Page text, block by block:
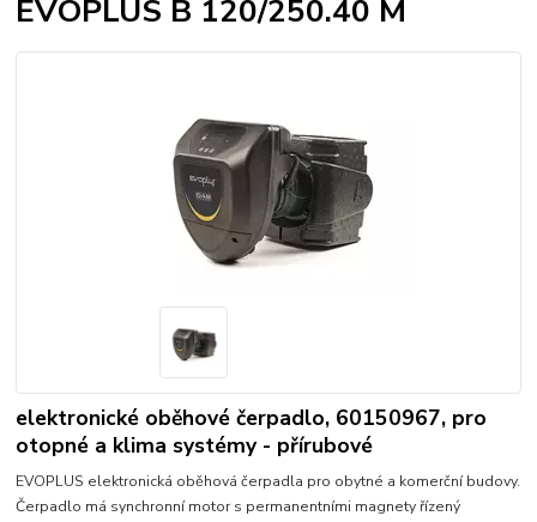
EVOPLUS B 120/250.40 M
elektronické oběhové čerpadlo, 60150967, pro
otopné a klima systémy - přírubové
EVOPLUS elektronická oběhová čerpadla pro obytné a komerční budovy.
Čerpadlo má synchronní motor s permanentními magnety řízený